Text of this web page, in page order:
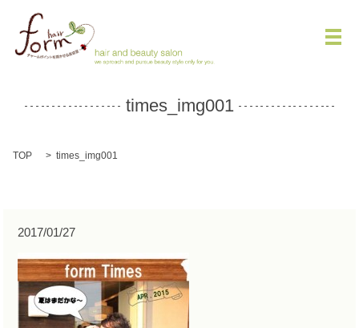
メ
times_img001
TOP times_img001
2017/01/27